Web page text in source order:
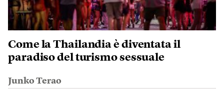
Come la Thailandia è diventata il
paradiso del turismo sessuale
Junko Terao